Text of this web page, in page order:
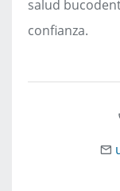
salud
confianza.